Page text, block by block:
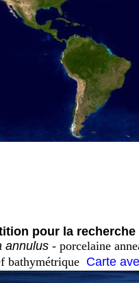
pour la
annulus - porcelaine
bathymétrique Carte